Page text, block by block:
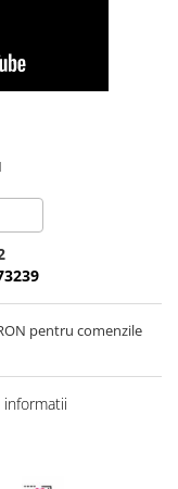
pentru comenzile